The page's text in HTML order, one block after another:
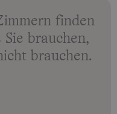
finden
Sie brauchen,
brauchen.